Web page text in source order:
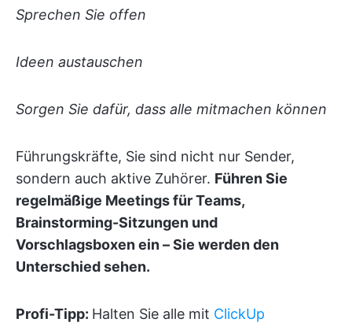
Sprechen Sie offen
Ideen austauschen
Sorgen Sie dafür, dass alle mitmachen können
Führungskräfte, Sie sind nicht nur Sender,
sondern auch aktive Zuhörer. Führen Sie
regelmäßige Meetings für Teams,
Brainstorming-Sitzungen und
Vorschlagsboxen ein – Sie werden den
Unterschied sehen.
Profi-Tipp: Halten Sie alle mit ClickUp